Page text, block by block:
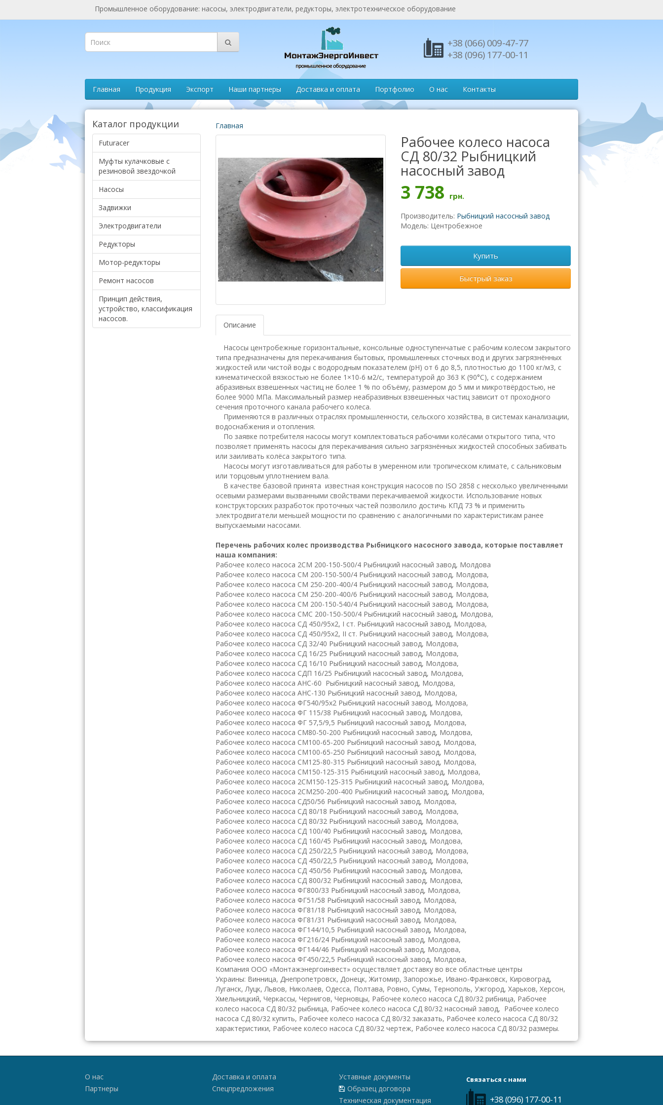
Промышленное оборудование: насосы, электродвигатели, редукторы, электротехническое оборудование
+38 (066) 009-47-77
+38 (096) 177-00-11
Главная Продукция Экспорт Наши партнеры Доставка и оплата Портфолио О нас Контакты
Каталог продукции
Futuracer
Муфты кулачковые с
резиновой звездочкой
Насосы
Задвижки
Электродвигатели
Редукторы
Мотор-редукторы
Ремонт насосов
Принцип действия,
устройство, классификация
насосов.
Главная
Рабочее колесо насоса
СД 80/32 Рыбницкий
насосный завод
3 738 грн.
Производитель: Рыбницкий насосный завод
Модель: Центробежное
Купить
Быстрый заказ
Описание
Насосы центробежные горизонтальные, консольные одноступенчатые с рабочим колесом закрытого
типа предназначены для перекачивания бытовых, промышленных сточных вод и других загрязнённых
жидкостей или чистой воды с водородным показателем (рН) от 6 до 8,5, плотностью до 1100 кг/м3, с
кинематической вязкостью не более 1×10-6 м2/с, температурой до 363 К (90°С), с содержанием
абразивных взвешенных частиц не более 1 % по объёму, размером до 5 мм и микротвёрдостью, не
более 9000 МПа. Максимальный размер неабразивных взвешенных частиц зависит от проходного
сечения проточного канала рабочего колеса.
Применяются в различных отраслях промышленности, сельского хозяйства, в системах канализации,
водоснабжения и отопления.
По заявке потребителя насосы могут комплектоваться рабочими колёсами открытого типа, что
позволяет применять насосы для перекачивания сильно загрязнённых жидкостей способных забивать
или заиливать колёса закрытого типа.
Насосы могут изготавливаться для работы в умеренном или тропическом климате, с сальниковым
или торцовым уплотнением вала.
В качестве базовой принята известная конструкция насосов по ISO 2858 с несколько увеличенными
осевыми размерами вызванными свойствами перекачиваемой жидкости. Использование новых
конструкторских разработок проточных частей позволило достичь КПД 73 % и применить
электродвигатели меньшей мощности по сравнению с аналогичными по характеристикам ранее
выпускаемыми насосами.
Перечень рабочих колес производства Рыбницкого насосного завода, которые поставляет
наша компания:
Рабочее колесо насоса 2СМ 200-150-500/4 Рыбницкий насосный завод, Молдова
Рабочее колесо насоса СМ 200-150-500/4 Рыбницкий насосный завод, Молдова,
Рабочее колесо насоса СМ 250-200-400/4 Рыбницкий насосный завод, Молдова,
Рабочее колесо насоса СМ 250-200-400/6 Рыбницкий насосный завод, Молдова,
Рабочее колесо насоса СМ 200-150-540/4 Рыбницкий насосный завод, Молдова,
Рабочее колесо насоса СМС 200-150-500/4 Рыбницкий насосный завод, Молдова,
Рабочее колесо насоса СД 450/95х2, I ст. Рыбницкий насосный завод, Молдова,
Рабочее колесо насоса СД 450/95х2, II ст. Рыбницкий насосный завод, Молдова,
Рабочее колесо насоса СД 32/40 Рыбницкий насосный завод, Молдова,
Рабочее колесо насоса СД 16/25 Рыбницкий насосный завод, Молдова,
Рабочее колесо насоса СД 16/10 Рыбницкий насосный завод, Молдова,
Рабочее колесо насоса СДП 16/25 Рыбницкий насосный завод, Молдова,
Рабочее колесо насоса АНС-60 Рыбницкий насосный завод, Молдова,
Рабочее колесо насоса АНС-130 Рыбницкий насосный завод, Молдова,
Рабочее колесо насоса ФГ540/95х2 Рыбницкий насосный завод, Молдова,
Рабочее колесо насоса ФГ 115/38 Рыбницкий насосный завод, Молдова,
Рабочее колесо насоса ФГ 57,5/9,5 Рыбницкий насосный завод, Молдова,
Рабочее колесо насоса СМ80-50-200 Рыбницкий насосный завод, Молдова,
Рабочее колесо насоса СМ100-65-200 Рыбницкий насосный завод, Молдова,
Рабочее колесо насоса СМ100-65-250 Рыбницкий насосный завод, Молдова,
Рабочее колесо насоса СМ125-80-315 Рыбницкий насосный завод, Молдова,
Рабочее колесо насоса СМ150-125-315 Рыбницкий насосный завод, Молдова,
Рабочее колесо насоса 2СМ150-125-315 Рыбницкий насосный завод, Молдова,
Рабочее колесо насоса 2СМ250-200-400 Рыбницкий насосный завод, Молдова,
Рабочее колесо насоса СД50/56 Рыбницкий насосный завод, Молдова,
Рабочее колесо насоса СД 80/18 Рыбницкий насосный завод, Молдова,
Рабочее колесо насоса СД 80/32 Рыбницкий насосный завод, Молдова,
Рабочее колесо насоса СД 100/40 Рыбницкий насосный завод, Молдова,
Рабочее колесо насоса СД 160/45 Рыбницкий насосный завод, Молдова,
Рабочее колесо насоса СД 250/22,5 Рыбницкий насосный завод, Молдова,
Рабочее колесо насоса СД 450/22,5 Рыбницкий насосный завод, Молдова,
Рабочее колесо насоса СД 450/56 Рыбницкий насосный завод, Молдова,
Рабочее колесо насоса СД 800/32 Рыбницкий насосный завод, Молдова,
Рабочее колесо насоса ФГ800/33 Рыбницкий насосный завод, Молдова,
Рабочее колесо насоса ФГ51/58 Рыбницкий насосный завод, Молдова,
Рабочее колесо насоса ФГ81/18 Рыбницкий насосный завод, Молдова,
Рабочее колесо насоса ФГ81/31 Рыбницкий насосный завод, Молдова,
Рабочее колесо насоса ФГ144/10,5 Рыбницкий насосный завод, Молдова,
Рабочее колесо насоса ФГ216/24 Рыбницкий насосный завод, Молдова,
Рабочее колесо насоса ФГ144/46 Рыбницкий насосный завод, Молдова,
Рабочее колесо насоса ФГ450/22,5 Рыбницкий насосный завод, Молдова,
Компания ООО «Монтажэнергоинвест» осуществляет доставку во все областные центры
Украины: Винница, Днепропетровск, Донецк, Житомир, Запорожье, Ивано-Франковск, Кировоград,
Луганск, Луцк, Львов, Николаев, Одесса, Полтава, Ровно, Сумы, Тернополь, Ужгород, Харьков, Херсон,
Хмельницкий, Черкассы, Чернигов, Черновцы, Рабочее колесо насоса СД 80/32 рибница, Рабочее
колесо насоса СД 80/32 рыбница, Рабочее колесо насоса СД 80/32 насосный завод, Рабочее колесо
насоса СД 80/32 купить, Рабочее колесо насоса СД 80/32 заказать, Рабочее колесо насоса СД 80/32
характеристики, Рабочее колесо насоса СД 80/32 чертеж, Рабочее колесо насоса СД 80/32 размеры.
О нас
Партнеры
Доставка и оплата
Спецпредложения
Уставные документы
Образец договора
Техническая документация
Связаться с нами
+38 (096) 177-00-11